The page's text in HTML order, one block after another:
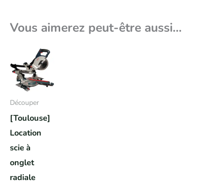
Vous aimerez peut-être aussi…
Découper
[Toulouse]
Location
scie à
onglet
radiale